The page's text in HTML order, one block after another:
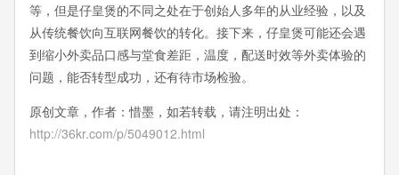
等，但是仔皇煲的不同之处在于创始人多年的从业经验，以及
从传统餐饮向互联网餐饮的转化。接下来，仔皇煲可能还会遇
到缩小外卖品口感与堂食差距，温度，配送时效等外卖体验的
问题，能否转型成功，还有待市场检验。
原创文章，作者：惜墨，如若转载，请注明出处：
http://36kr.com/p/5049012.html